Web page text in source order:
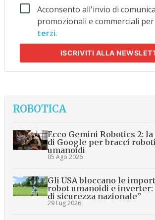
Acconsento all'invio di
promozionali e commerciali
terzi.
ISCRIVITI ALLA
ROBOTICA
Ecco Gemini Robotics 2:
di Google per bracci
umanoidi
05 Ago 2026
Gli USA bloccano le
robot umanoidi e inverter:
di sicurezza nazionale”
29 Lug 2026